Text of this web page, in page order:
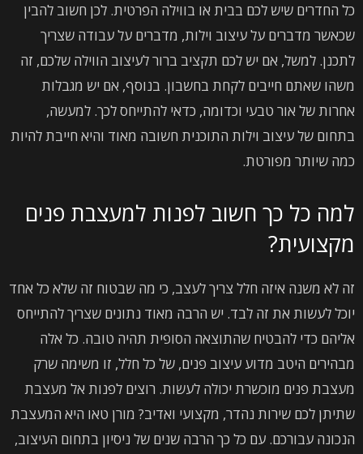
כל החדרים שיש לכם בבית או בווילה הפרטית. לכן חשוב להבין
שכאשר מדברים על עיצוב וילות, מדברים על עבודה שצריך
לתכנן. למשל, אם יש לכם תקציב ברור לעיצוב הווילה שלכם, זה
משהו שאתם חייבים לקחת בחשבון. בנוסף, אם יש מגבלות
אחרות של אור טבעי וכדומה, כדאי להתייחס לכך. למעשה,
בתחום של עיצוב וילות התוכנית חשובה מאוד והיא חייבת להיות
כמה שיותר מפורטת.
למה כל כך חשוב לפנות למעצבת פנים
מקצועית?
זה לא משנה איזה חלל צריך לעצב, כי מה שבטוח זה שלא כל אחד
יוכל לעשות את זה לבד. יש הרבה מאוד נתונים שצריך להתייחס
אליהם כדי להבטיח שהתוצאה הסופית תהיה טובה. כל אלה
מבהירים היטב מדוע עיצוב פנים, של כל חלל, זו משימה שרק
מעצבת פנים מוכשרת יכולה לעשות. רוצים לפנות אל מעצבת
שתיתן לכם שירות נהדר, מקצועי ואדיב? מורן טאו היא המעצבת
הנכונה עבורכם. עם כל כך הרבה שנים של ניסיון בתחום העיצוב,